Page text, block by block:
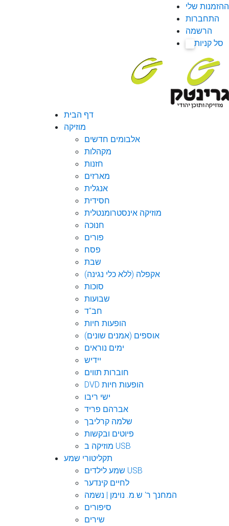
ההזמנות שלי
התחברות
הרשמה
סל קניות
דף הבית
מוזיקה
אלבומים חדשים
מקהלות
חזנות
מארזים
אנגלית
חסידית
מוזיקה אינסטרומנטלית
חנוכה
פורים
פסח
שבת
אקפלה (ללא כלי נגינה)
סוכות
שבועות
חב"ד
הופעות חיות
אוספים (אמנים שונים)
ימים נוראים
יידיש
חוברות תווים
DVD הופעות חיות
ישי ריבו
אברהם פריד
שלמה קרליבך
פיוטים ובקשות
מוזיקה ב USB
תקליטורי שמע
שמע לילדים USB
לחיים קינדער
המחנך ר' ש.מ. נוימן | נשמה
סיפורים
שירים